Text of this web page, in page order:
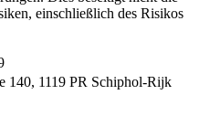
einschließlich des Risikos
140, 1119 PR Schiphol-Rijk